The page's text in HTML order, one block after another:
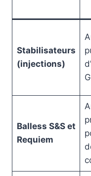
Stabilisateurs
(injections)
Balless S&S et
Requiem